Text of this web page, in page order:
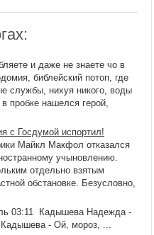
и даже не знаете чо в
библейский потоп, где
службы, нихуя никого, воды
пробке нашелся герой,
с Госдумой испортил!
Майкл Макфол отказался
учыновлению.
отдельно взятым
обстановке. Безусловно,
03:11 Кадышева Надежда -
- Ой, мороз, ...